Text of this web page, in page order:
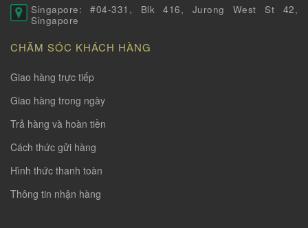
Singapore: #04-331, Blk 416, Jurong West St 42,
Singapore
CHĂM SÓC KHÁCH HÀNG
Giao hàng trực tiếp
Giao hàng trong ngày
Trả hàng và hoàn tiền
Cách thức gửi hàng
Hình thức thanh toàn
Thông tin nhận hàng